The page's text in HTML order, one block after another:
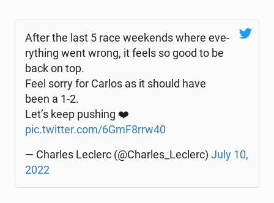
After the last 5 race week­ends where eve­
ry­thing went wrong, it feels so good to be
back on top.
Feel sorry for Carlos as it should have
been a 1-2.
Let’s keep pushing ❤️
pic.twitter.com/6GmF8rrw40
— Charles Leclerc (@Charles_Leclerc) July 10,
2022